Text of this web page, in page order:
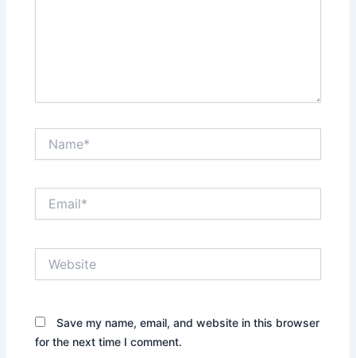
Save my name, email, and website in this browser
for the next time I comment.